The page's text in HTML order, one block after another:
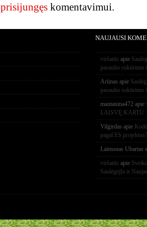
prisijungęs komentavimui.
NAUJAUSI
viršaitis apie
pasaulio sukūrimo
Arūnas apie
pasaulio sukūrimo
mantanina472 apie
LAISVĘ KARTU
Vilgirdas apie
pagal ES projektus?
Laimonas Ubartas
viršaitis apie
Saulėgrįža ir